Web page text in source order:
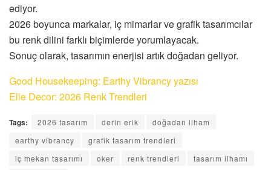
ediyor.
2026 boyunca markalar, iç mimarlar ve grafik tasarımcılar
bu renk dilini farklı biçimlerde yorumlayacak.
Sonuç olarak, tasarımın enerjisi artık doğadan geliyor.
Good Housekeeping: Earthy Vibrancy yazısı
Elle Decor: 2026 Renk Trendleri
Tags: 2026 tasarım derin erik
doğadan ilham
earthy vibrancy
grafik tasarım trendleri
iç mekan tasarımı
oker renk trendleri
tasarım ilhamı